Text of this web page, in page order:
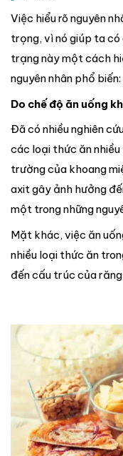
Việc hiểu rõ nguyên
trọng, vì nó giúp ta
trạng này một cách
nguyên nhân phổ biến:
Do chế độ ăn uống
Đã có nhiều nghiên
các loại thức ăn
trường của khoang
axit gây ảnh hưởng
một trong những
Mặt khác, việc ăn
nhiều loại thức ăn
đến cấu trúc của răng